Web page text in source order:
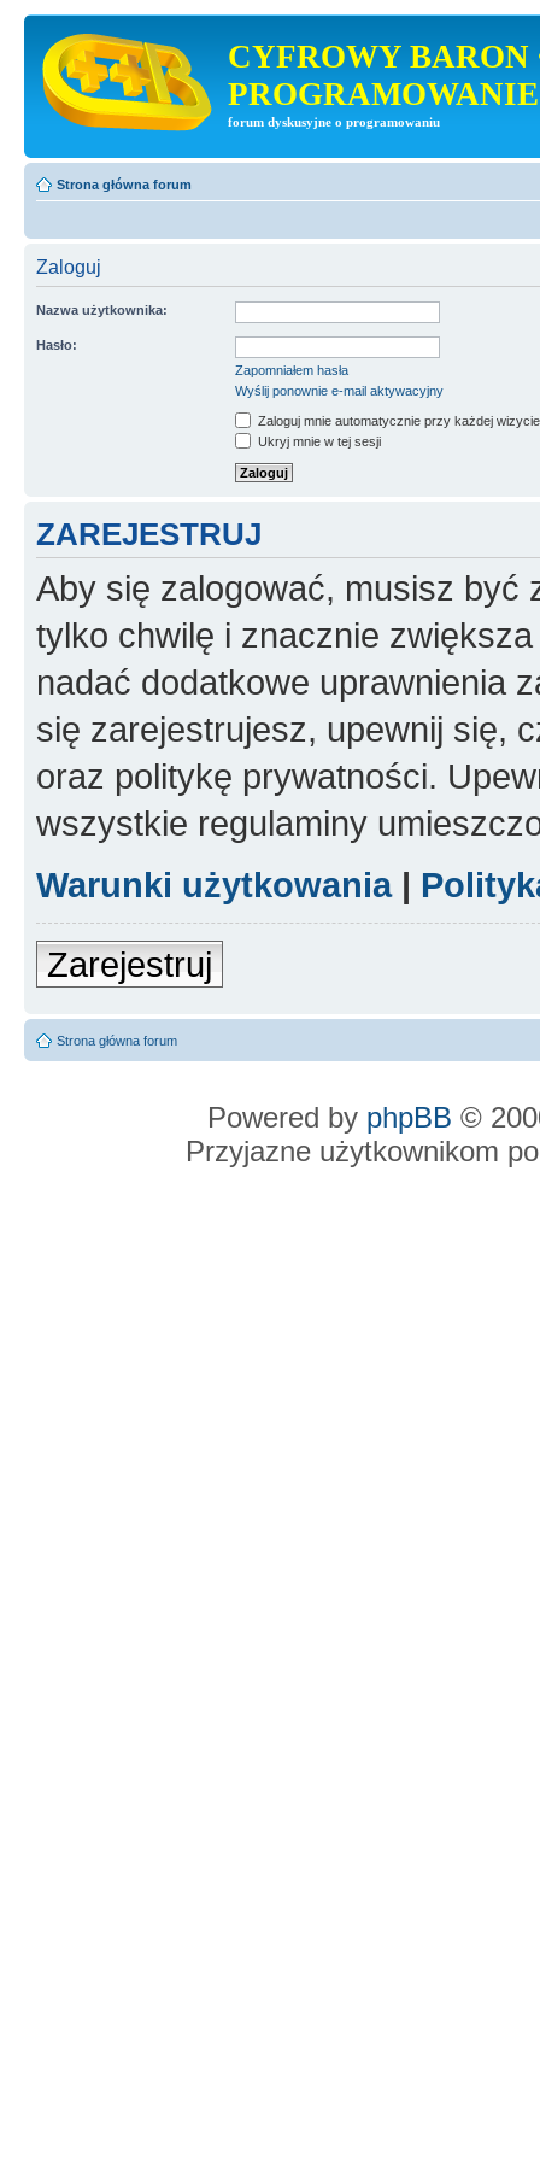
CYFROWY BARON
PROGRAMOWANIE
forum dyskusyjne o programowaniu
Strona główna forum
Zaloguj
Nazwa użytkownika:
Hasło:
Zapomniałem hasła
Wyślij ponownie e-mail aktywacyjny
Zaloguj mnie automatycznie przy każdej wizycie
Ukryj mnie w tej sesji
ZAREJESTRUJ
Aby się zalogować, musisz być
tylko chwilę i znacznie
nadać dodatkowe uprawnienia
się zarejestrujesz, upewnij się,
oraz politykę prywatności.
wszystkie regulaminy
Warunki użytkowania|
Zarejestruj
Strona główna forum
Powered by phpBB ©
Przyjazne użytkownikom